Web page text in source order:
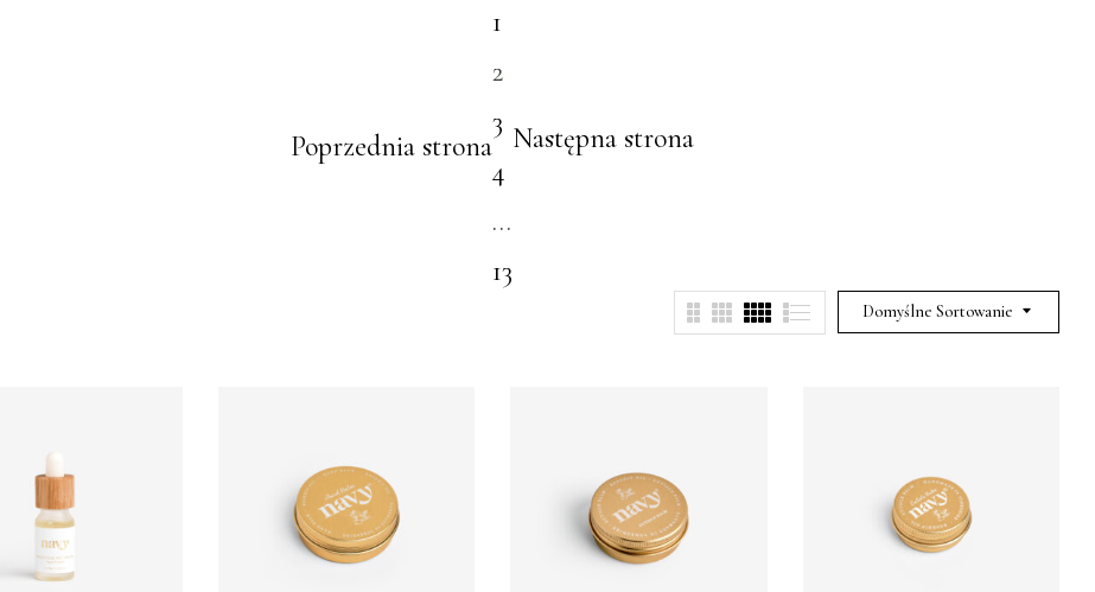
Poprzednia strona
1
2
3
4
…
13
Następna strona
Domyślne Sortowanie